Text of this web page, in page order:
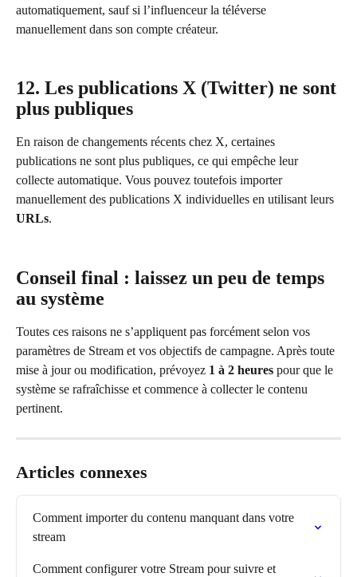
automatiquement, sauf si l’influenceur la téléverse
manuellement dans son compte créateur.
12. Les publications X (Twitter) ne sont
plus publiques
En raison de changements récents chez X, certaines
publications ne sont plus publiques, ce qui empêche leur
collecte automatique. Vous pouvez toutefois importer
manuellement des publications X individuelles en utilisant leurs
URLs.
Conseil final : laissez un peu de temps
au système
Toutes ces raisons ne s’appliquent pas forcément selon vos
paramètres de Stream et vos objectifs de campagne. Après toute
mise à jour ou modification, prévoyez 1 à 2 heures pour que le
système se rafraîchisse et commence à collecter le contenu
pertinent.
Articles connexes
Comment importer du contenu manquant dans votre
stream
Comment configurer votre Stream pour suivre et